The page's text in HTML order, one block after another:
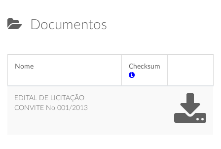
Documentos
Nome Checksum
EDITAL DE LICITAÇÃO
CONVITE No 001/2013